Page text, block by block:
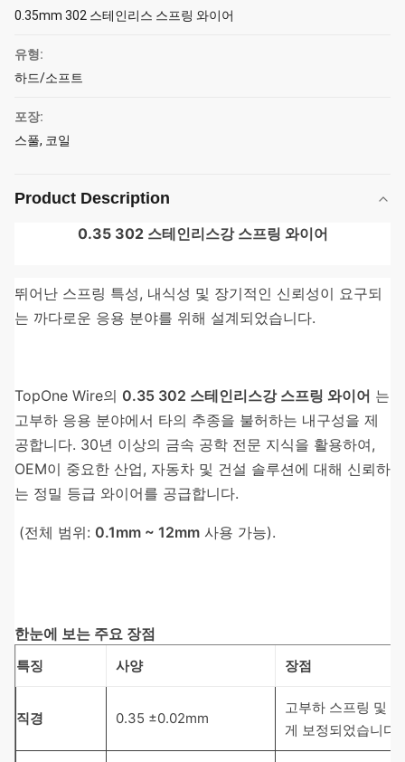
0.35mm 302 스테인리스 스프링 와이어
유형:
하드/소프트
포장:
스풀, 코일
Product Description
0.35 302 스테인리스강 스프링 와이어
뛰어난 스프링 특성, 내식성 및 장기적인 신뢰성이 요구되
는 까다로운 응용 분야를 위해 설계되었습니다.
TopOne Wire의 0.35 302 스테인리스강 스프링 와이어 는
고부하 응용 분야에서 타의 추종을 불허하는 내구성을 제
공합니다. 30년 이상의 금속 공학 전문 지식을 활용하여,
OEM이 중요한 산업, 자동차 및 건설 솔루션에 대해 신뢰하
는 정밀 등급 와이어를 공급합니다.
(전체 범위: 0.1mm ~ 12mm 사용 가능).
한눈에 보는 주요 장점
특징 사양 장점
직경 0.35 ±0.02mm
고부하 스프링 및
게 보정되었습니다.